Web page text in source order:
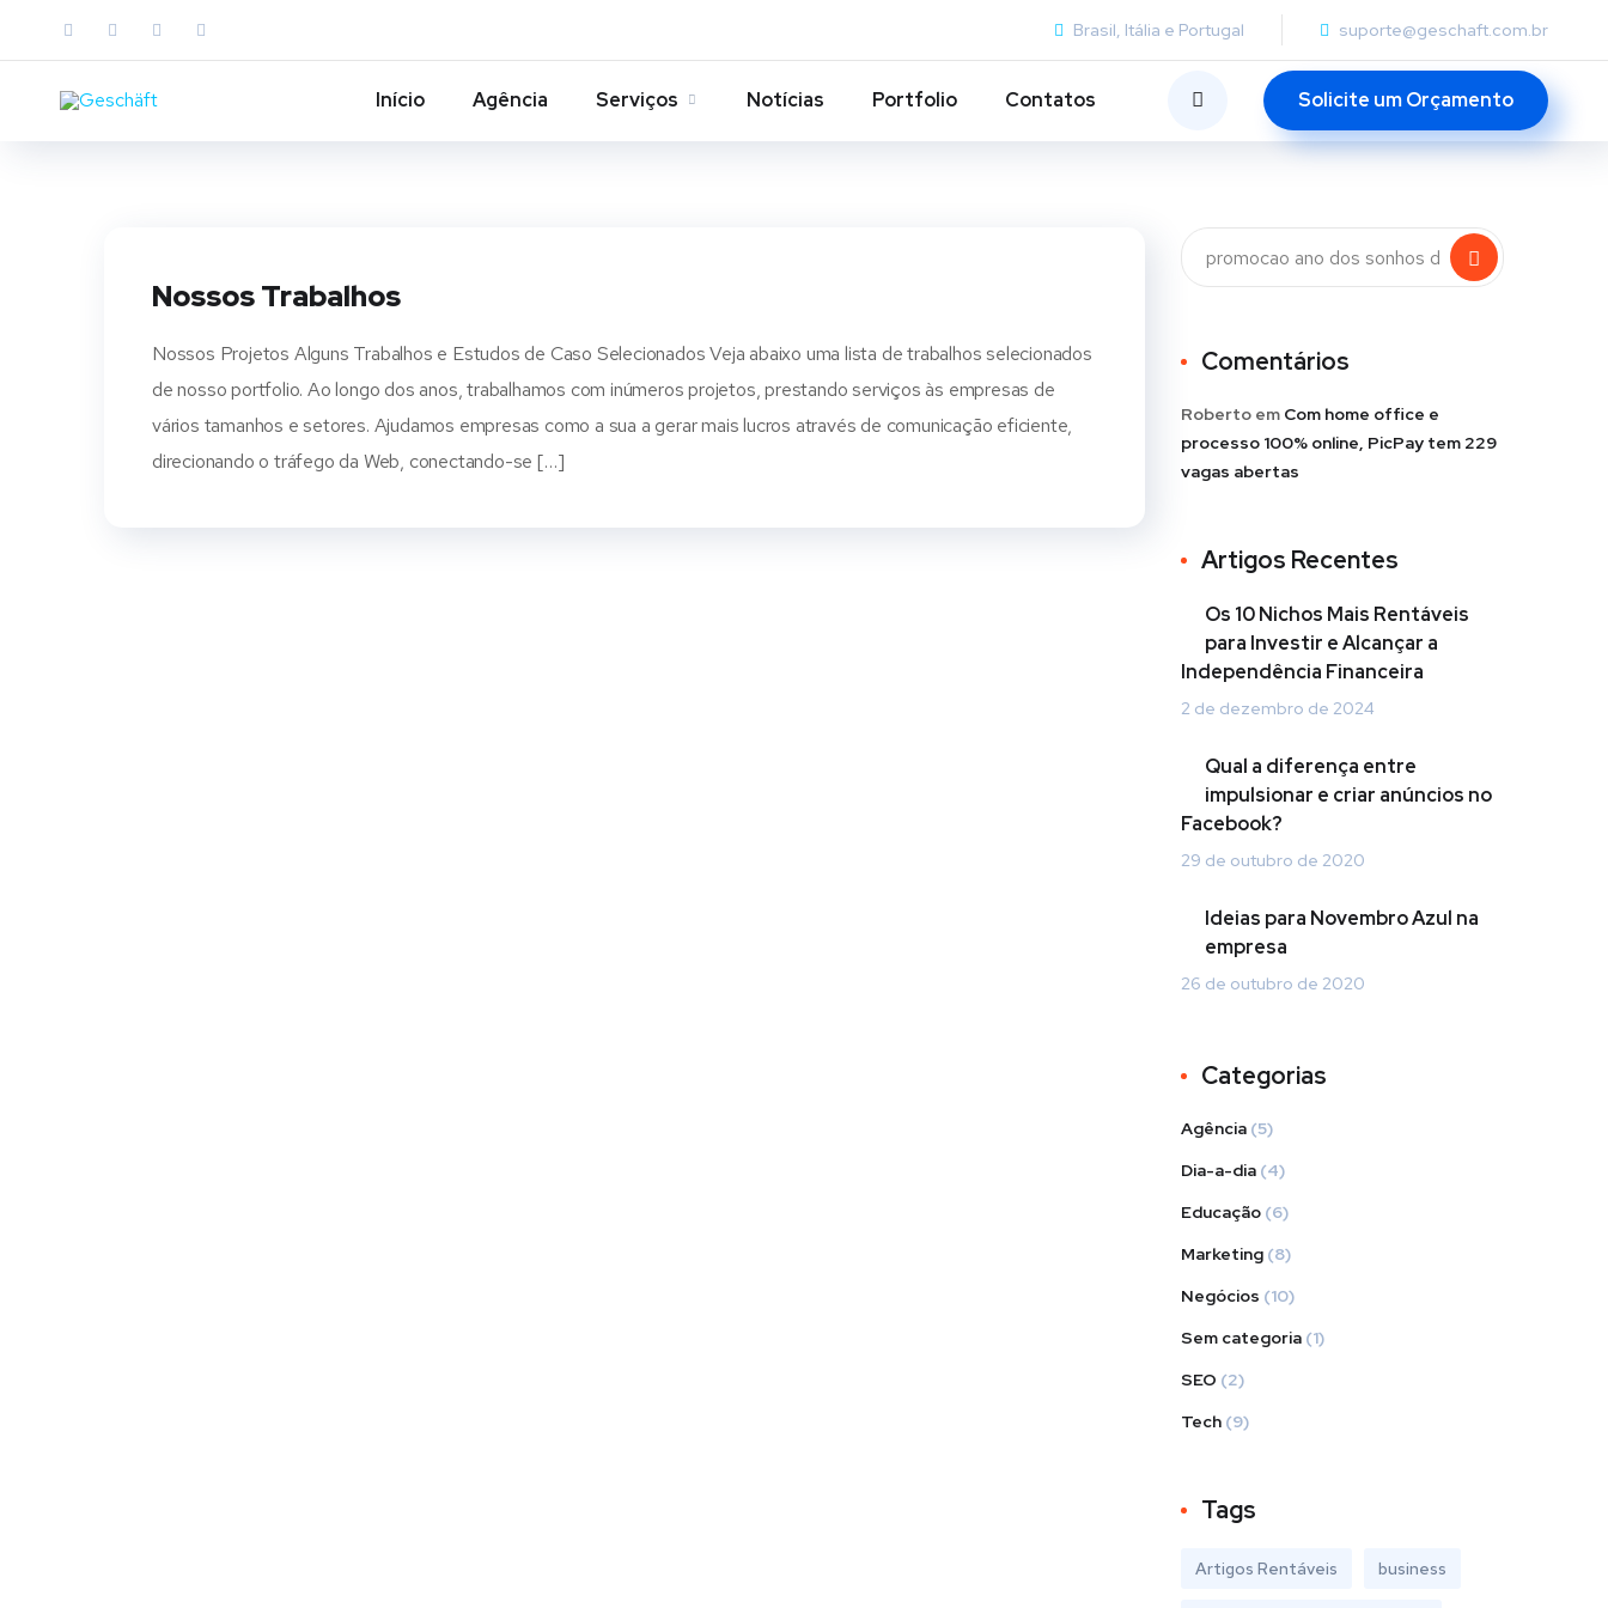
Brasil, Itália e Portugal suporte@geschaft.com.br
Início Agência Serviços Notícias Portfolio Contatos Solicite um Orçamento
Nossos Trabalhos
Nossos Projetos Alguns Trabalhos e Estudos de Caso Selecionados Veja abaixo uma lista de trabalhos selecionados
de nosso portfolio. Ao longo dos anos, trabalhamos com inúmeros projetos, prestando serviços às empresas de
vários tamanhos e setores. Ajudamos empresas como a sua a gerar mais lucros através de comunicação eficiente,
direcionando o tráfego da Web, conectando-se […]
Comentários
Roberto em Com home office e
processo 100% online, PicPay tem 229
vagas abertas
Artigos Recentes
Os 10 Nichos Mais Rentáveis
para Investir e Alcançar a
Independência Financeira
2 de dezembro de 2024
Qual a diferença entre
impulsionar e criar anúncios no
Facebook?
29 de outubro de 2020
Ideias para Novembro Azul na
empresa
26 de outubro de 2020
Categorias
Agência (5)
Dia-a-dia (4)
Educação (6)
Marketing (8)
Negócios (10)
Sem categoria (1)
SEO (2)
Tech (9)
Tags
Artigos Rentáveis business